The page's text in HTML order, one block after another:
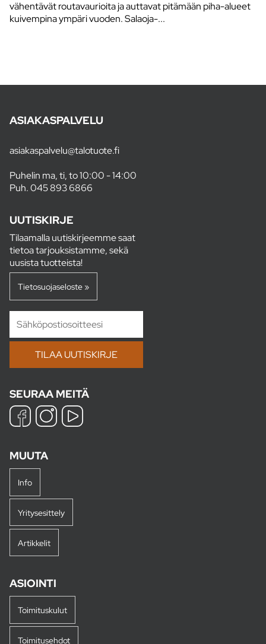
vähentävät routavaurioita ja auttavat pitämään piha-alueet
kuivempina ympäri vuoden. Salaoja-...
ASIAKASPALVELU
asiakaspalvelu@talotuote.fi
Puhelin ma, ti, to 10:00 - 14:00
Puh.045 893 6866
UUTISKIRJE
Tilaamalla uutiskirjeemme saat
tietoa tarjouksistamme, sekä
uusista tuotteista!
Tietosuojaseloste »
SEURAA MEITÄ
MUUTA
Info
Yritysesittely
Artikkelit
ASIOINTI
Toimituskulut
Toimitusehdot